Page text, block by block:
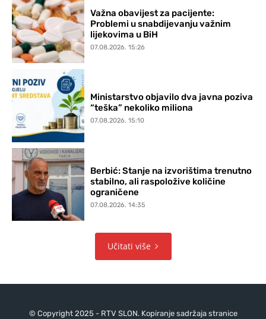
Važna obavijest za pacijente:
Problemi u snabdijevanju važnim
lijekovima u BiH
07.08.2026. 15:26
Ministarstvo objavilo dva javna poziva
“teška” nekoliko miliona
07.08.2026. 15:10
Berbić: Stanje na izvorištima trenutno
stabilno, ali raspoložive količine
ograničene
07.08.2026. 14:35
Učitati više
© Copyright 2025 - RTV SLON. Kopiranje sadržaja stranice